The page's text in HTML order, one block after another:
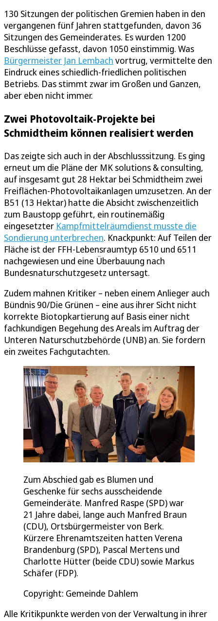
130 Sitzungen der politischen Gremien haben in den
vergangenen fünf Jahren stattgefunden, davon 36
Sitzungen des Gemeinderates. Es wurden 1200
Beschlüsse gefasst, davon 1050 einstimmig. Was
Bürgermeister Jan Lembach vortrug, vermittelte den
Eindruck eines schiedlich-friedlichen politischen
Betriebs. Das stimmt zwar im Großen und Ganzen,
aber eben nicht immer.
Zwei Photovoltaik-Projekte bei
Schmidtheim können realisiert werden
Das zeigte sich auch in der Abschlusssitzung. Es ging
erneut um die Pläne der MK solutions & consulting,
auf insgesamt gut 28 Hektar bei Schmidtheim zwei
Freiflächen-Photovoltaikanlagen umzusetzen. An der
B51 (13 Hektar) hatte die Absicht zwischenzeitlich
zum Baustopp geführt, ein routinemäßig
eingesetzter Kampfmittelräumdienst musste die
Sondierung unterbrechen. Knackpunkt: Auf Teilen der
Fläche ist der FFH-Lebensraumtyp 6510 und 6511
nachgewiesen und eine Überbauung nach
Bundesnaturschutzgesetz untersagt.
Zudem mahnen Kritiker – neben einem Anlieger auch
Bündnis 90/Die Grünen – eine aus ihrer Sicht nicht
korrekte Biotopkartierung auf Basis einer nicht
fachkundigen Begehung des Areals im Auftrag der
Unteren Naturschutzbehörde (UNB) an. Sie fordern
ein zweites Fachgutachten.
Zum Abschied gab es Blumen und
Geschenke für sechs ausscheidende
Gemeinderäte. Manfred Raspe (SPD) war
21 Jahre dabei, lange auch Manfred Braun
(CDU), Ortsbürgermeister von Berk.
Kürzere Ehrenamtszeiten hatten Verena
Brandenburg (SPD), Pascal Mertens und
Charlotte Hütter (beide CDU) sowie Markus
Schäfer (FDP).
Copyright: Gemeinde Dahlem
Alle Kritikpunkte werden von der Verwaltung in ihrer